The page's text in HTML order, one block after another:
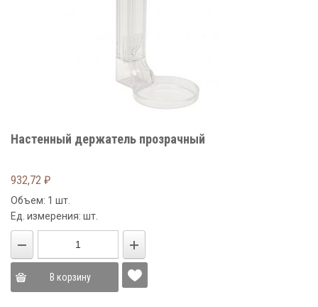
Настенный держатель прозрачный
932,72 ₽
Объем: 1 шт.
Ед. измерения: шт.
В корзину